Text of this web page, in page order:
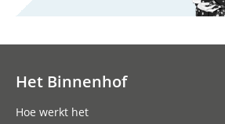
Het Binnenhof
Hoe werkt het